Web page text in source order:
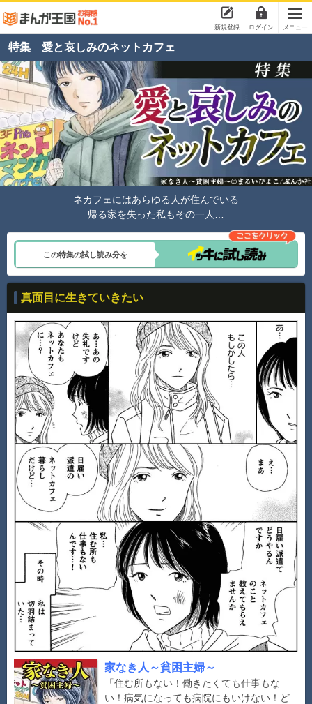
新規登録 ログイン メニュー
特集 愛と哀しみのネットカフェ
ネカフェにはあらゆる人が住んでいる
帰る家を失った私もその一人…
この特集の試し読み分を
真面目に生きていきたい
家なき人～貧困主婦～
「住む所もない！働きたくても仕事もな
い！病気になっても病院にもいけない！ど